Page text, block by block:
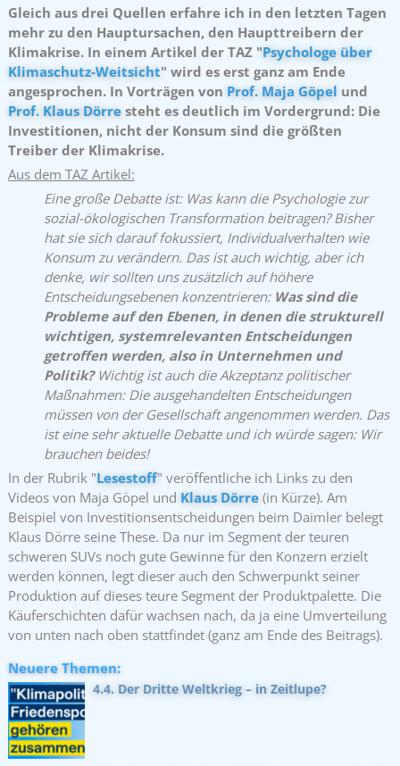
Gleich aus drei Quellen erfahre ich in den letzten Tagen
mehr zu den Hauptursachen, den Haupttreibern der
Klimakrise. In einem Artikel der TAZ "Psychologe über
Klimaschutz-Weitsicht" wird es erst ganz am Ende
angesprochen. In Vorträgen von Prof. Maja Göpel und
Prof. Klaus Dörresteht es deutlich im Vordergrund: Die
Investitionen, nicht der Konsum sind die größten
Treiber der Klimakrise.
Aus dem TAZ Artikel:
Eine große Debatte ist: Was kann die Psychologie zur
sozial-ökologischen Transformation beitragen? Bisher
hat sie sich darauf fokussiert, Individualverhalten wie
Konsum zu verändern. Das ist auch wichtig, aber ich
denke, wir sollten uns zusätzlich auf höhere
Entscheidungsebenen konzentrieren: Was sind die
Probleme auf den Ebenen, in denen die strukturell
wichtigen, systemrelevanten Entscheidungen
getroffen werden, also in Unternehmen und
Politik?Wichtig ist auch die Akzeptanz politischer
Maßnahmen: Die ausgehandelten Entscheidungen
müssen von der Gesellschaft angenommen werden. Das
ist eine sehr aktuelle Debatte und ich würde sagen: Wir
brauchen beides!
In der Rubrik "Lesestoff" veröffentliche ich Links zu den
Videos von Maja Göpel und Klaus Dörre(in Kürze). Am
Beispiel von Investitionsentscheidungen beim Daimler belegt
Klaus Dörre seine These. Da nur im Segment der teuren
schweren SUVs noch gute Gewinne für den Konzern erzielt
werden können, legt dieser auch den Schwerpunkt seiner
Produktion auf dieses teure Segment der Produktpalette. Die
Käuferschichten dafür wachsen nach, da ja eine Umverteilung
von unten nach oben stattfindet (ganz am Ende des Beitrags).
Neuere Themen:
4.4. Der Dritte Weltkrieg – in Zeitlupe?